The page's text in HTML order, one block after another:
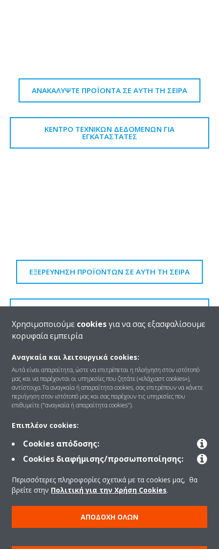
ΑΝΑΚΑΛΎΨΤΕ ΠΡΟΪΌΝΤΑ ΣΕ ΑΥΤΉ ΤΗ ΣΕΙΡΆ
ΚΈΝΤΡΟ ΤΕΧΝΙΚΏΝ ΔΕΔΟΜΈΝΩΝ ΓΙΑ
ΕΓΚΑΤΑΣΤΆΤΕΣ
ΕΞΕΡΕΥΝΗΣΗ ΠΡΟΪΟΝΤΩΝ ΣΕ ΑΥΤΗ ΤΗ ΣΕΙΡΑ
Ποια είναι η Daikin
Κορυφαίες τεχνολογίες
Περιβαλλοντική υπευθυνότητα
Δελτία τύπου
Κατάστημα λιανικής
Χώρος αναψυχής
Λήψεις λογισμικού
International Key Accounts (IKA)
Ενεργειακές ετικέτες
Χρησιμοποιούμε cookiesγια να σας εξασφαλίσουμε
κορυφαία εμπειρία
Αναγκαία και λειτουργικά cookies:
Αυτά είναι απαραίτητα, ώστε να επιτρέπεται η πλοήγηση στον ιστότοπό
μας και να παρέχονται οι υπηρεσίες που ζητάτε («ελάχιαστ cookies»),
αντίστοιχα.Τα αναγκαία ή απαραίτητα cookies, σας επιτρέπουν να κάνετε
περιήγηση στον ιστότοπό μας και σας παρέχουν τις υπηρεσίες που
επιθυμείτε ("αναγκαία ή απαραίτητα cookies").
Επιπλέον cookies:
Cookies απόδοσης:
Cookies διαφήμισης/προσωποποίησης:
Περισσότερες πληροφορίες σχετικά με τα cookies μας, θα
βρείτε στην Πολιτική για την Χρήση Cookies.
ΑΠΟΔΟΧΉ ΌΛΩΝ